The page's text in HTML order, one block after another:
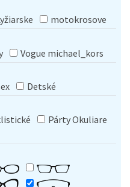
motokrosove
Vogue michael_kors
Detské
Párty Okuliare